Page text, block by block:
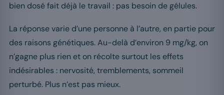
bien dosé fait déjà le travail : pas besoin de gélules.
La réponse varie d’une personne à l’autre, en partie pour
des raisons génétiques. Au-delà d’environ 9 mg/kg, on
n’gagne plus rien et on récolte surtout les effets
indésirables : nervosité, tremblements, sommeil
perturbé. Plus n’est pas mieux.